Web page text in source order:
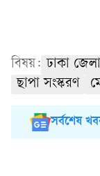
বিষয়: ঢাকা জেলা
ছাপা সংস্করণ
সর্বশেষ